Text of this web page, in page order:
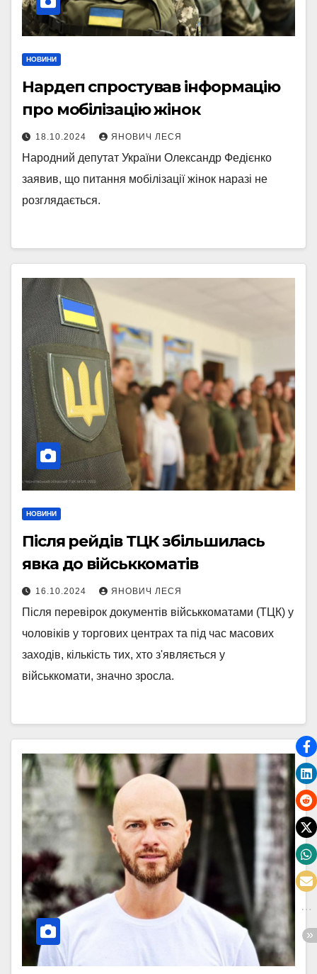
НОВИНИ
Нардеп спростував інформацію
про мобілізацію жінок
18.10.2024 ЯНОВИЧ ЛЕСЯ
Народний депутат України Олександр Федієнко
заявив, що питання мобілізації жінок наразі не
розглядається.
НОВИНИ
Після рейдів ТЦК збільшилась
явка до військкоматів
16.10.2024 ЯНОВИЧ ЛЕСЯ
Після перевірок документів військкоматами (ТЦК) у
чоловіків у торгових центрах та під час масових
заходів, кількість тих, хто з'являється у
військкомати, значно зросла.